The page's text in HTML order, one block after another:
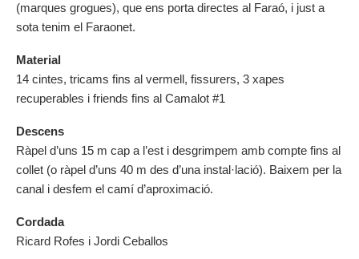
(marques grogues), que ens porta directes al Faraó, i just a
sota tenim el Faraonet.
Material
14 cintes, tricams fins al vermell, fissurers, 3 xapes
recuperables i friends fins al Camalot #1
Descens
Ràpel d’uns 15 m cap a l’est i desgrimpem amb compte fins al
collet (o ràpel d’uns 40 m des d’una instal·lació). Baixem per la
canal i desfem el camí d’aproximació.
Cordada
Ricard Rofes i Jordi Ceballos